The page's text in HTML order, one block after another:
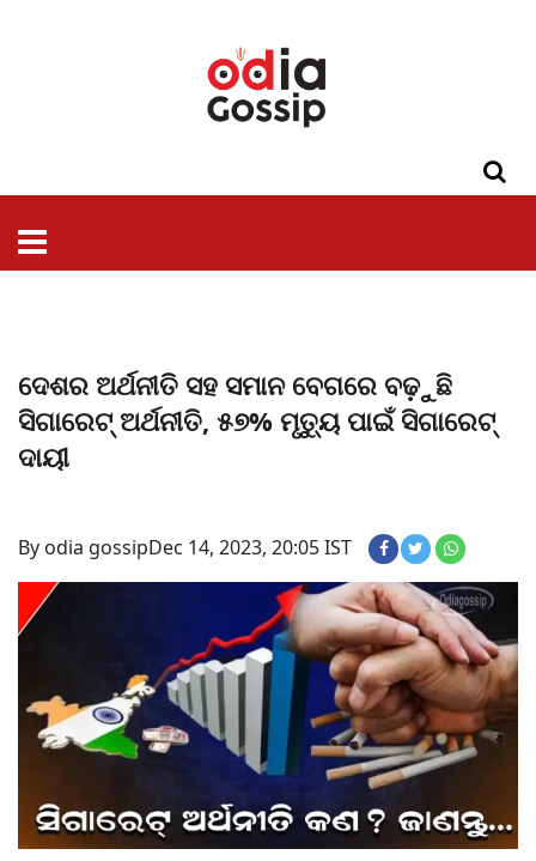
ଦେଶର ଅର୍ଥନୀତି ସହ ସମାନ ବେଗରେ ବଢ଼ୁଛି
ସିଗାରେଟ୍ ଅର୍ଥନୀତି, ୫୭% ମୃତ୍ୟୁ ପାଇଁ ସିଗାରେଟ୍
ଦାୟୀ
By odia gossipDec 14, 2023, 20:05 IST